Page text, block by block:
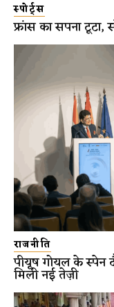
स्पोर्ट्स
फ्रांस का सपना
राजनीति
पीयूष गोयल के स्पेन
मिली नई तेज़ी